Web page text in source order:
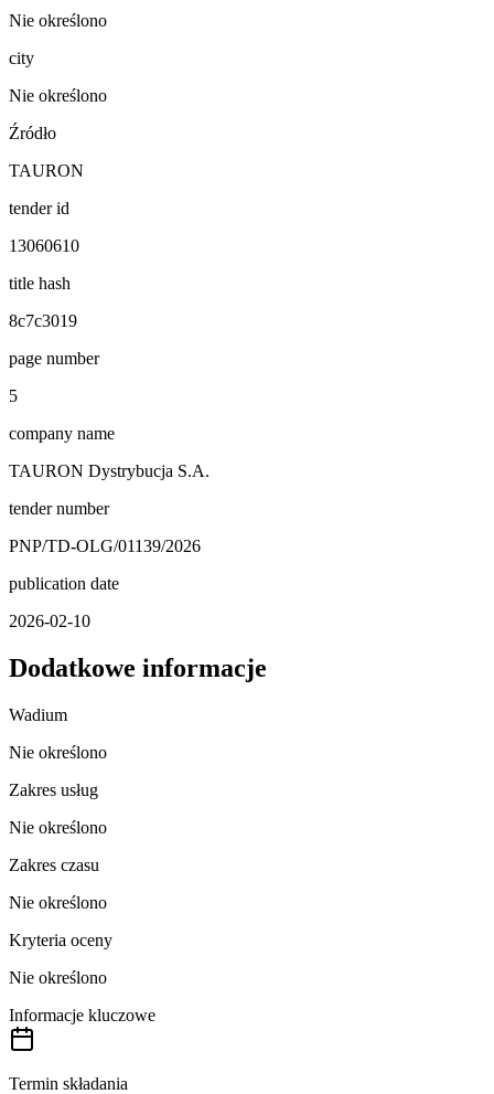
Nie określono
city
Nie określono
Źródło
TAURON
tender id
13060610
title hash
8c7c3019
page number
5
company name
TAURON Dystrybucja S.A.
tender number
PNP/TD-OLG/01139/2026
publication date
2026-02-10
Dodatkowe informacje
Wadium
Nie określono
Zakres usług
Nie określono
Zakres czasu
Nie określono
Kryteria oceny
Nie określono
Informacje kluczowe
Termin składania